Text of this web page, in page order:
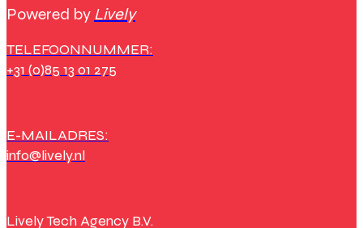
Powered by Lively
TELEFOONNUMMER:
+31 (0)85 13 01 275
E-MAILADRES:
info@lively.nl
Lively Tech Agency B.V.